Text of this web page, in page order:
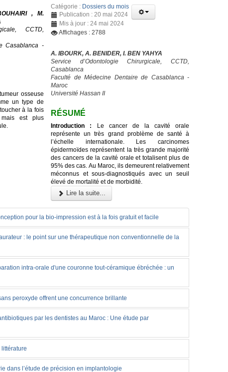
, M.
CCTD,
Casablanca -
osseuse
un type de
à la fois
est plus
Catégorie : Dossiers du mois
Publication : 20 mai 2024
Mis à jour : 24 mai 2024
Affichages : 2788
A. IBOURK, A. BENIDER, I. BEN YAHYA
Service d’Odontologie Chirurgicale, CCTD,
Casablanca
Faculté de Médecine Dentaire de Casablanca -
Maroc
Université Hassan II
RÉSUMÉ
Introduction :
Le cancer de la cavité orale
représente un très grand problème de santé à
l’échelle internationale. Les carcinomes
épidermoïdes représentent la très grande majorité
des cancers de la cavité orale et totalisent plus de
95% des cas. Au Maroc, ils demeurent relativement
méconnus et sous-diagnostiqués avec un seuil
élevé de mortalité et de morbidité.
Lire la suite...
pour la bio-impression est à la fois gratuit et facile
: le point sur une thérapeutique non conventionnelle de la
intra-orale d'une couronne tout-céramique ébréchée : un
peroxyde offrent une concurrence brillante
par les dentistes au Maroc : Une étude par
dans l’étude de précision en implantologie